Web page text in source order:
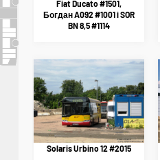
Fiat Ducato #1501,
Богдан A092 #1001 i SOR
BN 8,5 #1114
Solaris Urbino 12 #2015